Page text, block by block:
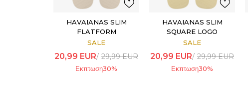
HAVAIANAS SLIM
FLATFORM
SALE
20,99 EUR 29,99EUR
Εκπτωση30%
HAVAIANAS SLIM
SQUARE LOGO
METALLIC
SALE
20,99 EUR 29,99EUR
Εκπτωση30%